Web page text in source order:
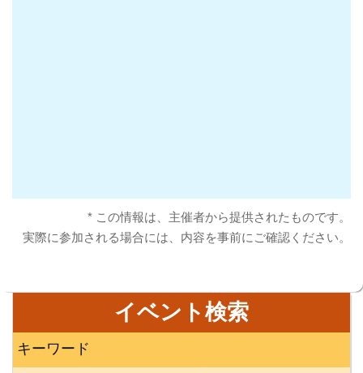
* この情報は、主催者から提供されたものです。
実際に参加される場合には、内容を事前にご確認ください。
イベント検索
キーワード